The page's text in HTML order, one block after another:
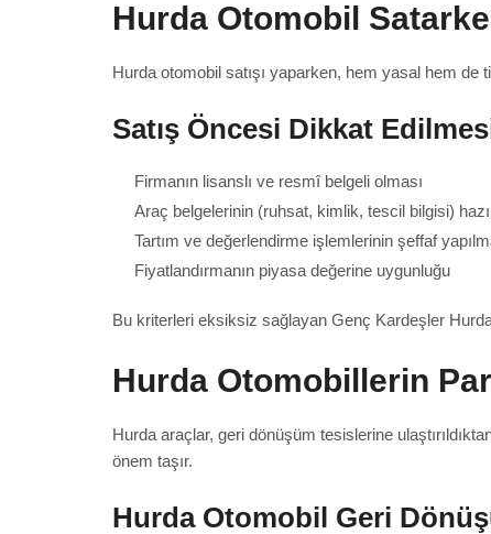
Hurda Otomobil
Hurda otomobil satışı yaparken, hem yasal hem
Satış Öncesi Dikkat
Firmanın lisanslı ve resmî belgeli olması
Araç belgelerinin (ruhsat, kimlik, tescil bilgisi)
Tartım ve değerlendirme işlemlerinin şeffaf
Fiyatlandırmanın piyasa değerine uygunluğu
Bu kriterleri eksiksiz sağlayan Genç Kardeşler
Hurda Otomobillerin
Hurda araçlar, geri dönüşüm tesislerine
önem taşır.
Hurda Otomobil Geri